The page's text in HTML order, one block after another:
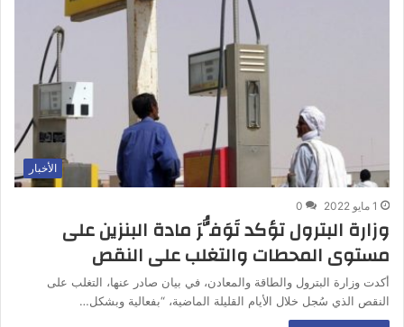
الأخبار
1 مايو 2022 0
وزارة البترول تؤكد تَوَفُّرَ مادة البنزين على
مستوى المحطات والتغلب على النقص
أكدت وزارة البترول والطاقة والمعادن، في بيان صادر عنها، التغلب على
النقص الذي سُجل خلال الأيام القليلة الماضية، “بفعالية وبشكل…